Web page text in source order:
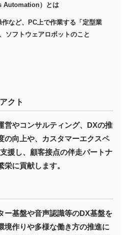
）とは
など、PC上で作業する「定型業
ソフトウェアロボットのこと
クト
やコンサルティング、DXの推
の向上や、カスタマーエクスペ
援し、顧客接点の伴走パートナ
に貢献します。
基盤や音声認識等のDX基盤を
境作りや多様な働き方の推進に